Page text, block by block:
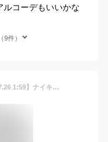
ルコーデもいいかな
件）
【40%OFFクーポン対象 7.19 20:00〜7.26 1:59】ナイキ エバノン LOW メンズシューズ NIKE メンズ スニーカー シューズ ライフスタイル カジュアル ローカット 通学 オールブラック 24cm-33cm aq1775-003【Black_c】 ライフスタイルシューズ